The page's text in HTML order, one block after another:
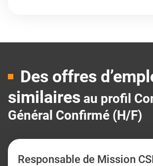
Des offres
similaires au profil
Général Confirmé (H/F)
Responsable de Mission